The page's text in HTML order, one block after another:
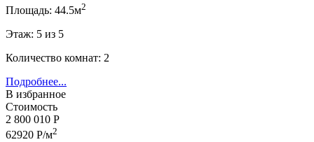
Площадь: 44.5м2
Этаж: 5 из 5
Количество комнат: 2
Подробнее...
В избранное
Стоимость
2 800 010 Р
62920 Р/м2